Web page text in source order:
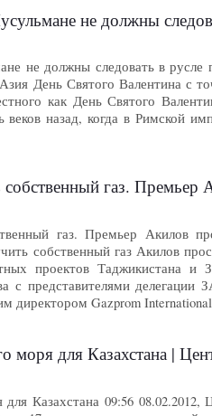
следовать в русле подобных
не должны следовать в
День Святого Валентина с
как День Святого
назад, когда в Римской
газ. Премьер Акилов
газ. Премьер Акилов
собственный газ Акилов
проектов Таджикистана и
с представителями
директором Gazprom
моря для Казахстана |
Казахстана 09:56